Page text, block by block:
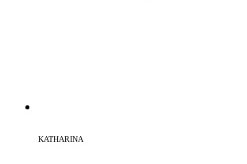
KATHARINA